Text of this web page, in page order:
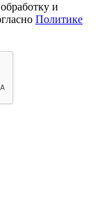
и
Политике